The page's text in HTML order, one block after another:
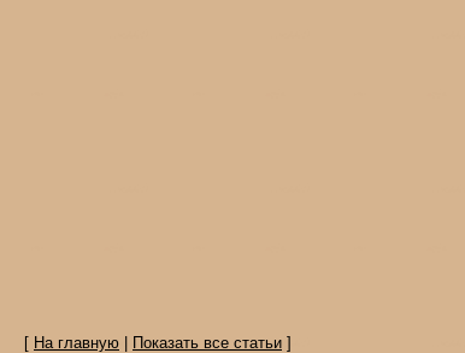
[ На главную Показать все статьи ]